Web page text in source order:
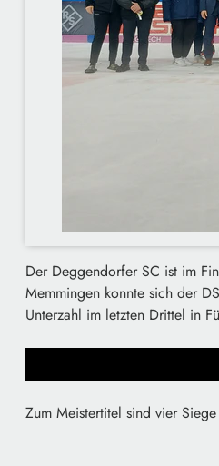
Der Deggendorfer SC ist im
Memmingen konnte sich der
Unterzahl im letzten Drittel in
Zum Meistertitel sind vier